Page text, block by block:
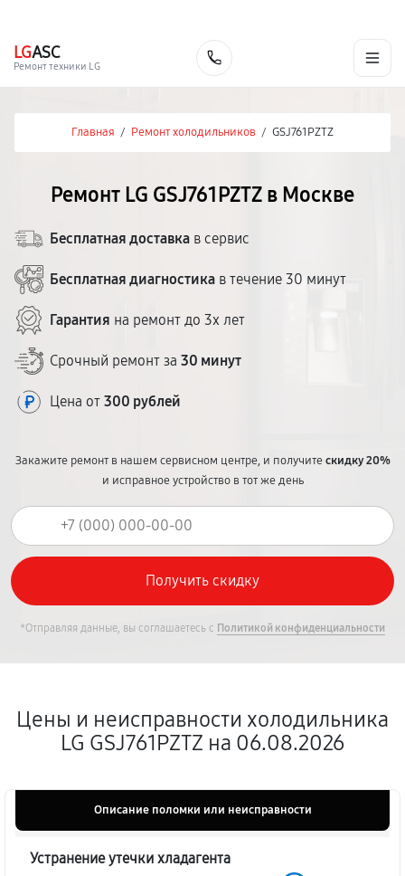
LGASC
Ремонт техники LG
Главная / Ремонт холодильников / GSJ761PZTZ
Ремонт LG GSJ761PZTZ в Москве
Бесплатная доставка в сервис
Бесплатная диагностика в течение 30 минут
Гарантия на ремонт до 3х лет
Срочный ремонт за 30 минут
Цена от 300 рублей
Закажите ремонт в нашем сервисном центре, и получитескидку 20%
и исправное устройство в тот же день
*Отправляя данные, вы соглашаетесь с Политикой конфиденциальности
Цены и неисправности холодильника
LG GSJ761PZTZ на 06.08.2026
Описание поломки или неисправности
Устранение утечки хладагента